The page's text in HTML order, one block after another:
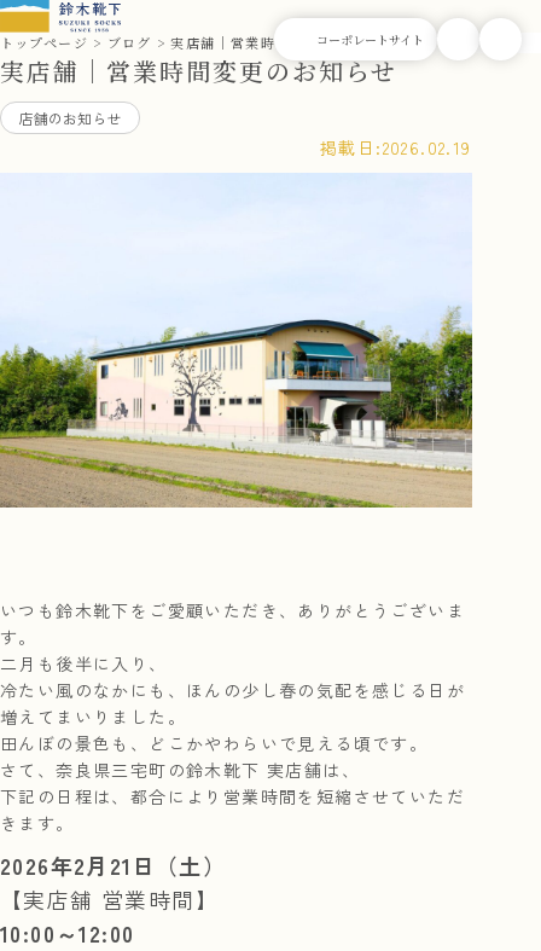
トップページ ブログ 実店舗｜営業時間変更のお知らせ
実店舗｜営業時間変更のお知らせ
店舗のお知らせ
掲載日:2026.02.19
いつも鈴木靴下をご愛顧いただき、ありがとうございま
す。
二月も後半に入り、
冷たい風のなかにも、ほんの少し春の気配を感じる日が
増えてまいりました。
田んぼの景色も、どこかやわらいで見える頃です。
さて、奈良県三宅町の鈴木靴下 実店舗は、
下記の日程は、都合により営業時間を短縮させていただ
きます。
2026年2月21日（土）
【実店舗 営業時間】
10:00～12:00